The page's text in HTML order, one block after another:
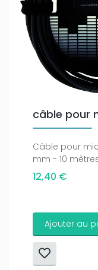
câble pour
Câble pour
mm - 10
12,40 €
Ajouter au